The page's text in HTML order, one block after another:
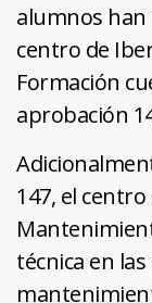
alumnos han
centro de
Formación
aprobación
147, el
técnica en